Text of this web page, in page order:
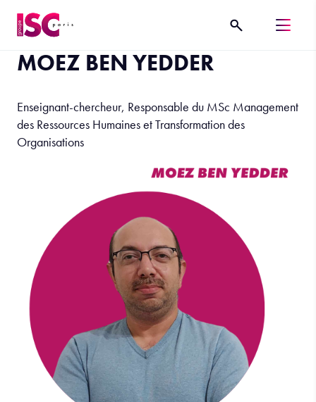
MOEZ BEN YEDDER
Enseignant-chercheur, Responsable du MSc Management
des Ressources Humaines et Transformation des
Organisations